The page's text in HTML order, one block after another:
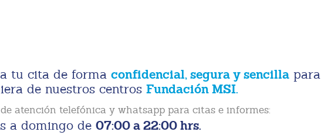
tu cita de forma confidencial, segura y sencillapara
de nuestros centros Fundación MSI.
atención telefónica y whatsapp para citas e informes:
a domingo de 07:00 a 22:00 hrs.